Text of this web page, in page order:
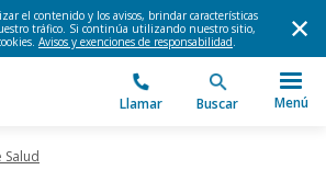
el contenido y los avisos, brindar características
tráfico. Si continúa utilizando nuestro sitio,
Avisos y exenciones de responsabilidad.
Llamar Buscar Menú